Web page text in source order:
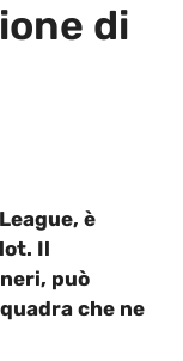
di
è
Il
può
che ne